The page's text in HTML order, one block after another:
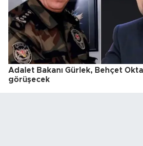
Adalet Bakanı Gürlek, Behçet
görüşecek